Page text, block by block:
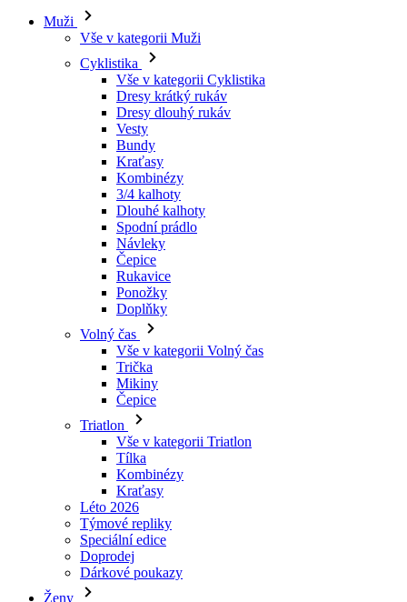
Dresy dlouhý rukáv
Vesty
Bundy
Kraťasy
Kombinézy
3/4 kalhoty
Dlouhé kalhoty
Spodní prádlo
Návleky
Čepice
Rukavice
Ponožky
Doplňky
Volný čas
Vše v kategorii Volný čas
Trička
Mikiny
Čepice
Triatlon
Vše v kategorii Triatlon
Tílka
Kombinézy
Kraťasy
Léto 2026
Týmové repliky
Speciální edice
Doprodej
Dárkové poukazy
Ženy
Vše v kategorii Ženy
Cyklistika
Vše v kategorii Cyklistika